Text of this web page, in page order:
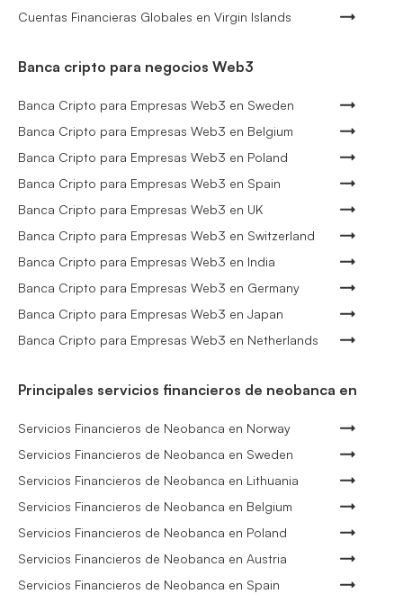
Cuentas Financieras Globales en Virgin Islands
Banca cripto para negocios Web3
Banca Cripto para Empresas Web3 en Sweden
Banca Cripto para Empresas Web3 en Belgium
Banca Cripto para Empresas Web3 en Poland
Banca Cripto para Empresas Web3 en Spain
Banca Cripto para Empresas Web3 en UK
Banca Cripto para Empresas Web3 en Switzerland
Banca Cripto para Empresas Web3 en India
Banca Cripto para Empresas Web3 en Germany
Banca Cripto para Empresas Web3 en Japan
Banca Cripto para Empresas Web3 en Netherlands
Principales servicios financieros de neobanca en
Servicios Financieros de Neobanca en Norway
Servicios Financieros de Neobanca en Sweden
Servicios Financieros de Neobanca en Lithuania
Servicios Financieros de Neobanca en Belgium
Servicios Financieros de Neobanca en Poland
Servicios Financieros de Neobanca en Austria
Servicios Financieros de Neobanca en Spain